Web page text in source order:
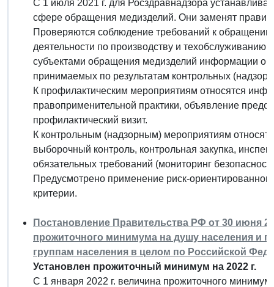
С 1 июля 2021 г. для Росздравнадзора
сфере обращения медизделий. Они заменят
Проверяются соблюдение требований к
деятельности по производству и техобслуживанию
субъектами обращения медизделий информации
принимаемых по результатам контрольных
К профилактическим мероприятиям относятся
правоприменительной практики, объявление
профилактический визит.
К контрольным (надзорным) мероприятиям
выборочный контроль, контрольная закупка,
обязательных требований (мониторинг
Предусмотрено применение риск-
критерии.
Постановление Правительства РФ от 30 июня
прожиточного минимума на душу населения и
группам населения в целом по Российской
Установлен прожиточный минимум на 2022 г.
С 1 января 2022 г. величина прожиточного